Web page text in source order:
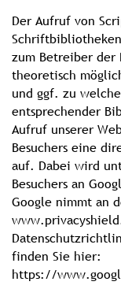
Der Aufruf von
zum Betreiber der
theoretisch
und ggf. zu
entsprechender
Aufruf unserer
Besuchers eine
auf. Dabei wird
Besuchers an
Google nimmt an
finden Sie hier:
https://